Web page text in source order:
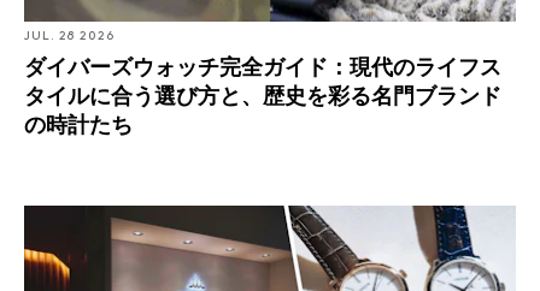
セイコー初のダイバーズウォッチが誕生。翌年には第8次
南極観測越冬隊の装備品になる。
JUL. 28 2026
ダイバーズウォッチ完全ガイド：現代のライフス
タイルに合う選び方と、歴史を彩る名門ブランド
の時計たち
Retailer Spotlight: ISHIDA新宿がクレドールの取り扱いを
開始。顧客に届けたい、ジャパンブランドとしての価値
とは